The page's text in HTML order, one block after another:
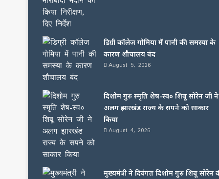
डिग्री कॉलेज गोमिया में पानी की समस्या के
कारण शौचालय बंद
August 5, 2026
दिशोम गुरु स्मृति शेष-स्व० शिबू सोरेन जी ने
अलग झारखंड राज्य के सपने को साकार
किया
August 4, 2026
मुख्यमंत्री ने दिवंगत दिशोम गुरु शिबू सोरेन